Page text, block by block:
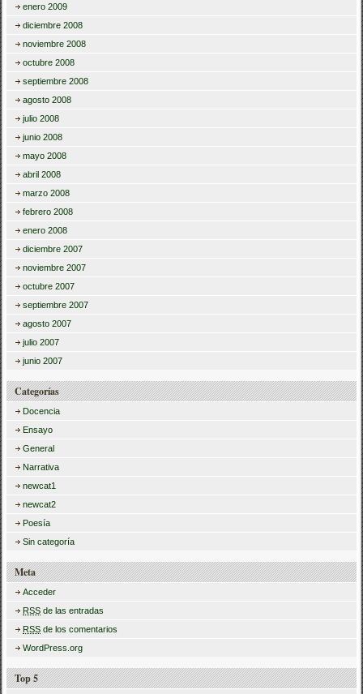
enero 2009
diciembre 2008
noviembre 2008
octubre 2008
septiembre 2008
agosto 2008
julio 2008
junio 2008
mayo 2008
abril 2008
marzo 2008
febrero 2008
enero 2008
diciembre 2007
noviembre 2007
octubre 2007
septiembre 2007
agosto 2007
julio 2007
junio 2007
Categorías
Docencia
Ensayo
General
Narrativa
newcat1
newcat2
Poesía
Sin categoría
Meta
Acceder
RSS de las entradas
RSS de los comentarios
WordPress.org
Top 5